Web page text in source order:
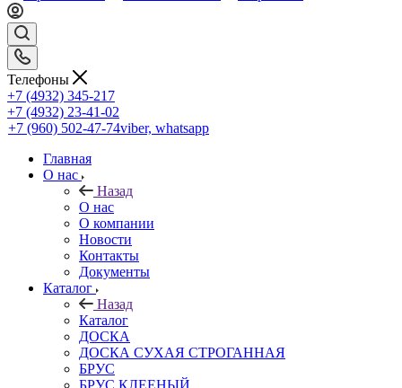
Телефоны
+7 (4932) 345-217
+7 (4932) 23-41-02
+7 (960) 502-47-74viber, whatsapp
Главная
О нас
Назад
О нас
О компании
Новости
Контакты
Документы
Каталог
Назад
Каталог
ДОСКА
ДОСКА СУХАЯ СТРОГАННАЯ
БРУС
БРУС КЛЕЕНЫЙ